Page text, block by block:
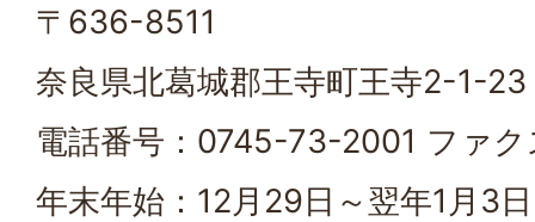
〒636-8511
奈良県北葛城郡王寺町王寺2-1-23
電話番号：0745-73-2001 ファ
年末年始：12月29日～翌年1月3日